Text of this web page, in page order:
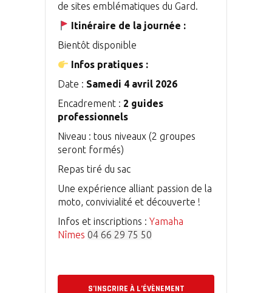
de sites emblématiques du Gard.
Itinéraire de la journée :
Bientôt disponible
Infos pratiques :
Date : Samedi 4 avril 2026
Encadrement : 2 guides
professionnels
Niveau : tous niveaux (2 groupes
seront formés)
Repas tiré du sac
Une expérience alliant passion de la
moto, convivialité et découverte !
Infos et inscriptions : Yamaha
Nîmes 04 66 29 75 50
S’INSCRIRE À L’ÉVÈNEMENT